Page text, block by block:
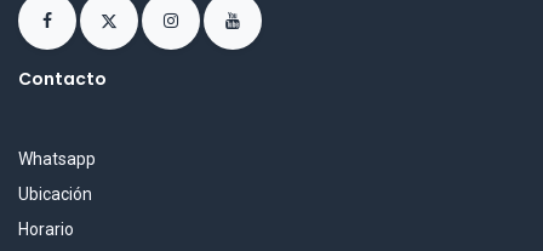
Contacto
Whatsapp
Ubicación
Horario